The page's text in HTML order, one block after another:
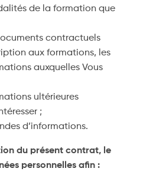
de la formation que
contractuels
aux formations, les
auxquelles Vous
ultérieures
;
d’informations.
du présent contrat, le
personnelles afin :